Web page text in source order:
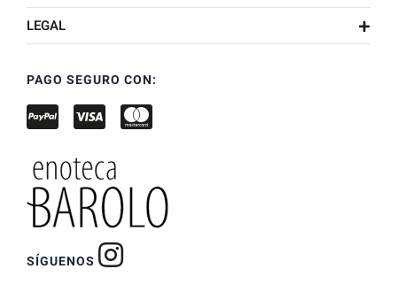
LEGAL
PAGO SEGURO CON:
SÍGUENOS